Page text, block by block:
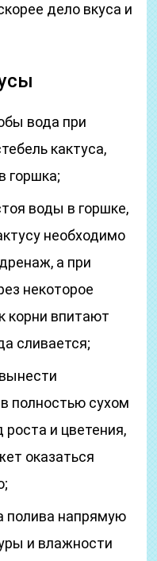
дело вкуса и
вода при
кактуса,
горшка;
воды в горшке,
необходимо
а при
некоторое
корни впитают
сливается;
полностью сухом
роста и цветения,
оказаться
полива напрямую
и влажности